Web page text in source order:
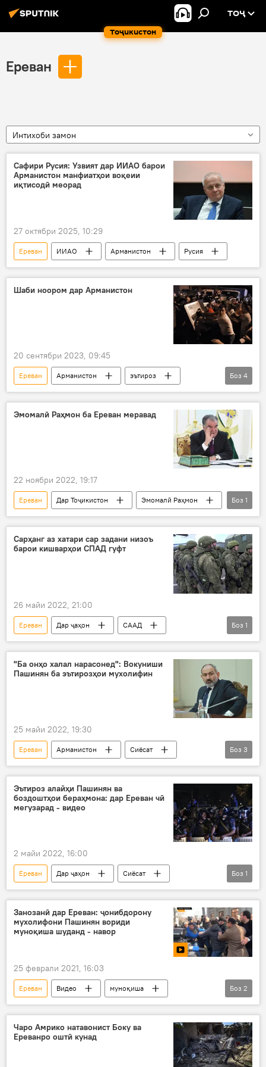
Тоҷикистон
ТОҶ
Ереван
Интихоби замон
Сафири Русия: Узвият дар ИИАО барои
Арманистон манфиатҳои воқеии
иқтисодӣ меорад
27 октябри 2025, 10:29
Ереван ИИАО Арманистон Русия
Шаби ноором дар Арманистон
20 сентябри 2023, 09:45
Ереван Арманистон
эътироз
тазоҳурот
тазоҳургарон
осеб
пулис
Боз 4
Эмомалӣ Раҳмон ба Ереван меравад
22 ноябри 2022, 19:17
Ереван Дар Тоҷикистон
Эмомалӣ Раҳмон
Сиёсат
Боз 1
Сарҳанг аз хатари сар задани низоъ
барои кишварҳои СПАД гуфт
26 майи 2022, 21:00
Ереван Дар ҷаҳон
СААД
Амният ва мудофиа
Боз 1
"Ба онҳо халал нарасонед": Вокуниши
Пашинян ба эътирозҳои мухолифин
25 майи 2022, 19:30
Ереван Арманистон
Сиёсат
эътироз
Никол Пашинян ҳамоиш
Боз 3
Эътироз алайҳи Пашинян ва
боздоштҳои бераҳмона: дар Ереван чӣ
мегузарад - видео
2 майи 2022, 16:00
Ереван Дар ҷаҳон
Сиёсат
Никол Пашинян
Боз 1
Занозанӣ дар Ереван: ҷонибдорону
мухолифони Пашинян вориди
муноқиша шуданд - навор
25 феврали 2021, 16:03
Ереван Видео
муноқиша
мухолифин
Никол Пашинян
Боз 2
Чаро Амрико натавонист Боку ва
Ереванро оштӣ кунад